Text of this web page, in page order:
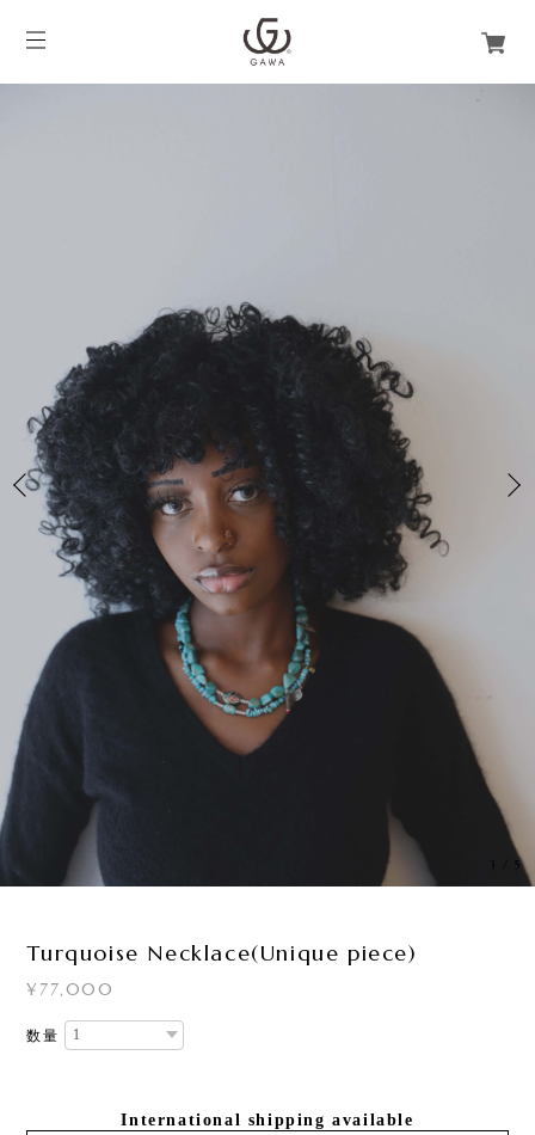
3 /5
Turquoise Necklace(Unique piece)
¥77,000
数量
International shipping available